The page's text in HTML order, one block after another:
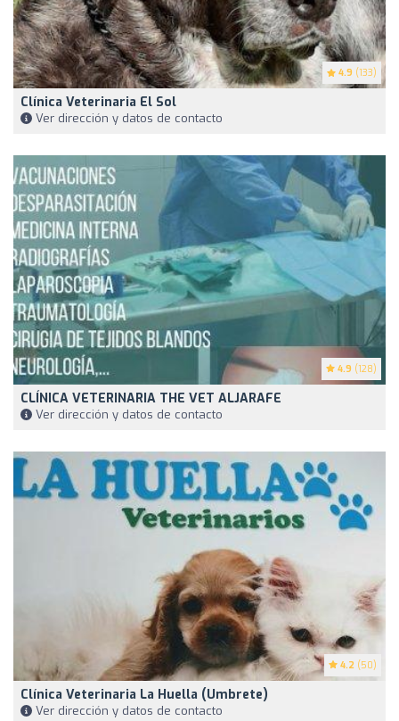
4.9 (133)
Clínica Veterinaria El Sol
Ver dirección y datos de contacto
4.9 (128)
CLÍNICA VETERINARIA THE VET ALJARAFE
Ver dirección y datos de contacto
4.2 (50)
Clínica Veterinaria La Huella (Umbrete)
Ver dirección y datos de contacto